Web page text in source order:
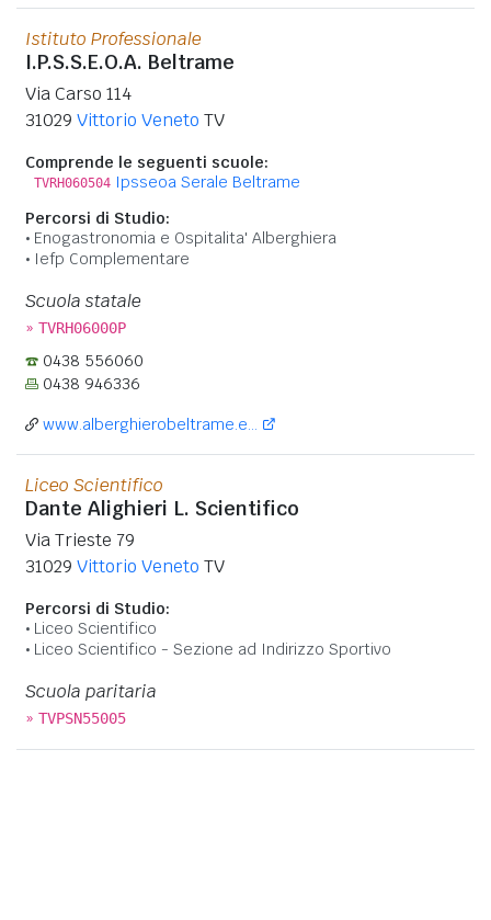
Istituto Professionale
I.P.S.S.E.O.A. Beltrame
Via Carso 114
31029 Vittorio Veneto TV
Comprende le seguenti scuole:
TVRH060504 Ipsseoa Serale Beltrame
Percorsi di Studio:
Enogastronomia e Ospitalita' Alberghiera
Iefp Complementare
Scuola statale
» TVRH06000P
0438 556060
0438 946336
www.alberghierobeltrame.e...
Liceo Scientifico
Dante Alighieri L. Scientifico
Via Trieste 79
31029 Vittorio Veneto TV
Percorsi di Studio:
Liceo Scientifico
Liceo Scientifico - Sezione ad Indirizzo Sportivo
Scuola paritaria
» TVPSN55005